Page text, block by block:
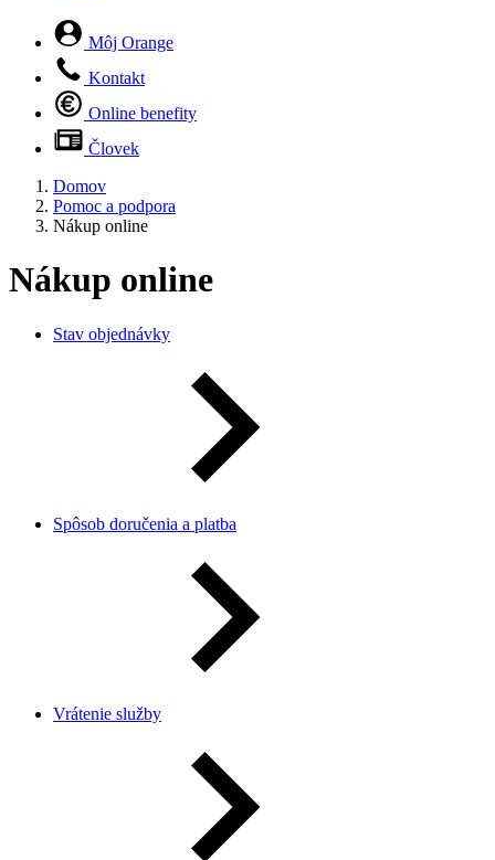
Môj Orange
Kontakt
Online benefity
Človek
Domov
Pomoc a podpora
Nákup online
Nákup online
Stav objednávky
Spôsob doručenia a platba
Vrátenie služby